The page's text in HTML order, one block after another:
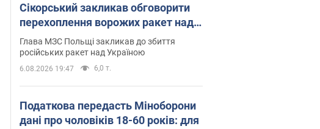
Сікорський закликав обговорити
перехоплення ворожих ракет над
Україною
Глава МЗС Польщі закликав до збиття
російських ракет над Україною
6.08.2026 19:47 6,0 т.
Податкова передасть Міноборони
дані про чоловіків 18-60 років: для